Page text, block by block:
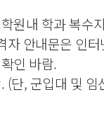
원내 학과 복수
자 안내문은 인
인 바람.
단, 군입대 및 임